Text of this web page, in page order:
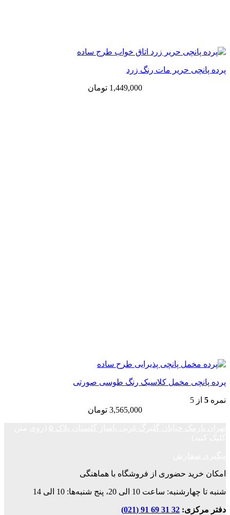
پرده پانچی حریر مات رنگ زرد
1,449,000 تومان
پرده پانچی مخمل کلاسیک رنگ طوسی صورتی
نمره5 از 5
3,565,000 تومان
امکان خرید حضوری از فروشگاه با هماهنگی
شنبه تا چهارشنبه: ساعت 10 الی 20، پنج شنبه‌ها: 10 الی 14
دفتر مرکزی:32 31 69 91 (021)